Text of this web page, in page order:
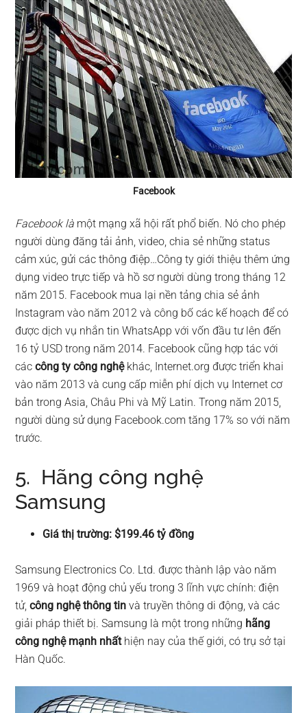
Facebook
Facebook là một mạng xã hội rất phổ biến. Nó cho phép
người dùng đăng tải ảnh, video, chia sẻ những status
cảm xúc, gửi các thông điệp…Công ty giới thiệu thêm ứng
dụng video trực tiếp và hồ sơ người dùng trong tháng 12
năm 2015. Facebook mua lại nền tảng chia sẻ ảnh
Instagram vào năm 2012 và công bố các kế hoạch để có
được dịch vụ nhắn tin WhatsApp với vốn đầu tư lên đến
16 tỷ USD trong năm 2014. Facebook cũng hợp tác với
cáccông ty công nghệkhác, Internet.org được triển khai
vào năm 2013 và cung cấp miễn phí dịch vụ Internet cơ
bản trong Asia, Châu Phi và Mỹ Latin. Trong năm 2015,
người dùng sử dụng Facebook.com tăng 17% so với năm
trước.
5. Hãng công nghệ
Samsung
Giá thị trường: $199.46 tỷ đồng
Samsung Electronics Co. Ltd. được thành lập vào năm
1969 và hoạt động chủ yếu trong 3 lĩnh vực chính: điện
tử,công nghệ thông tin và truyền thông di động, và các
giải pháp thiết bị. Samsung là một trong những hãng
công nghệ mạnh nhấthiện nay của thế giới, có trụ sở tại
Hàn Quốc.